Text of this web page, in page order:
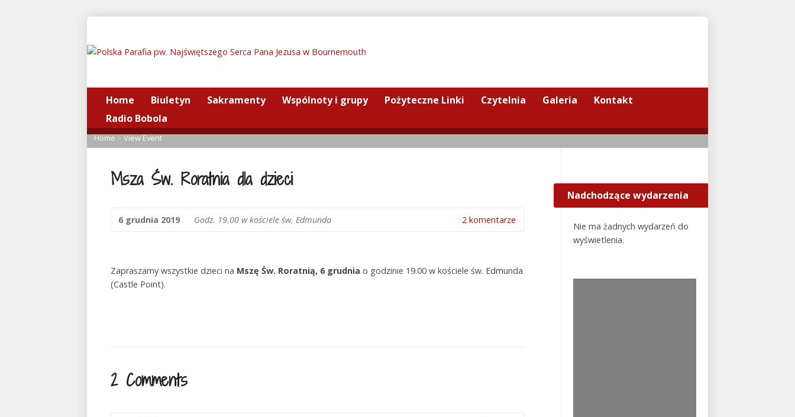
Home Biuletyn Sakramenty Wspólnoty i grupy Pożyteczne Linki Czytelnia Galeria
Kontakt
Radio Bobola
Home>View Event
Msza Św. Roratnia dla dzieci
6 grudnia 2019 Godz. 19.00 w kościele św. Edmunda 2 komentarze
Zapraszamy wszystkie dzieci na Mszę Św. Roratnią, 6 grudnia o godzinie 19.00 w kościele św. Edmunda
(Castle Point).
2 Comments
Nadchodzące wydarzenia
Nie ma żadnych wydarzeń do
wyświetlenia.